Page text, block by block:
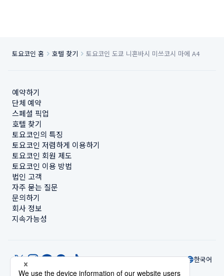
토요코인 홈 호텔 찾기 토요코인 도쿄 니혼바시 미쓰코시 마에 A4
예약하기
단체 예약
스페셜 픽업
호텔 찾기
토요코인의 특징
토요코인 저렴하게 이용하기
토요코인 회원 제도
토요코인 이용 방법
법인 고객
자주 묻는 질문
문의하기
회사 정보
지속가능성
한국어